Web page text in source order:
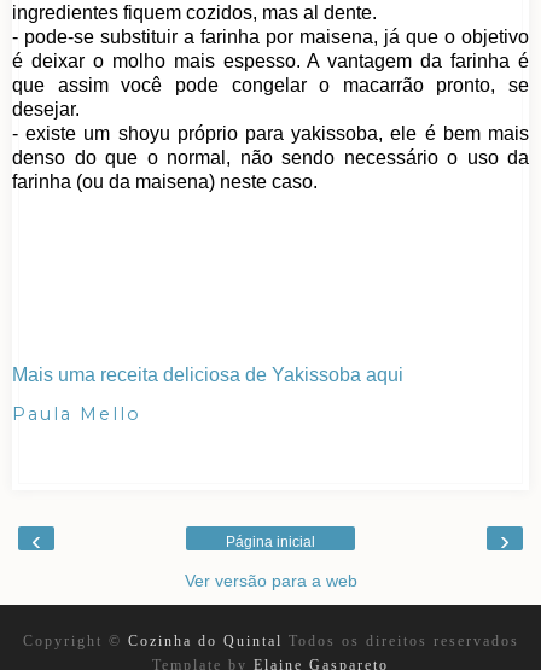
ingredientes fiquem cozidos, mas al dente.
- pode-se substituir a farinha por maisena, já que o objetivo
é deixar o molho mais espesso. A vantagem da farinha é
que assim você pode congelar o macarrão pronto, se
desejar.
- existe um shoyu próprio para yakissoba, ele é bem mais
denso do que o normal, não sendo necessário o uso da
farinha (ou da maisena) neste caso.
Mais uma receita deliciosa de Yakissoba aqui
Paula Mello
‹ ›
Página inicial
Ver versão para a web
Copyright © Cozinha do Quintal Todos os direitos reservados
Template by Elaine Gaspareto